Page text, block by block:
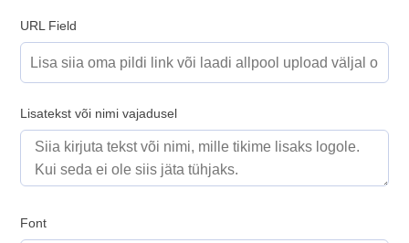
URL Field
Lisatekst või nimi vajadusel
Font